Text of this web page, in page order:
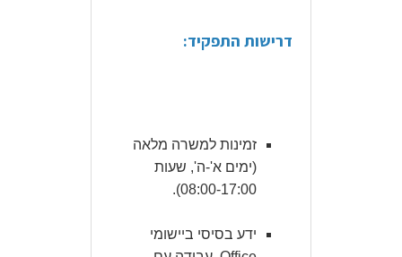
דרישות התפקיד:
זמינות למשרה מלאה
(ימים א'-ה', שעות
08:00-17:00).
ידע בסיסי ביישומי